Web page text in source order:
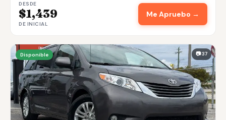
DESDE
$1,439
DE INICIAL
Me Apruebo →
Disponible 📷 37